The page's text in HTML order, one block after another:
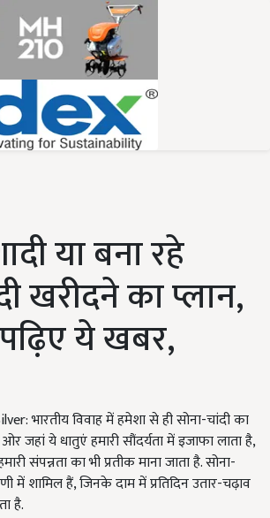
या बना रहे
खरीदने का प्लान,
ये खबर,
भारतीय विवाह में हमेशा से ही सोना-चांदी का
जहां ये धातुएं हमारी सौंदर्यता में इजाफा लाता है,
संपन्नता का भी प्रतीक माना जाता है. सोना-
में शामिल हैं, जिनके दाम में प्रतिदिन उतार-चढ़ाव
है.